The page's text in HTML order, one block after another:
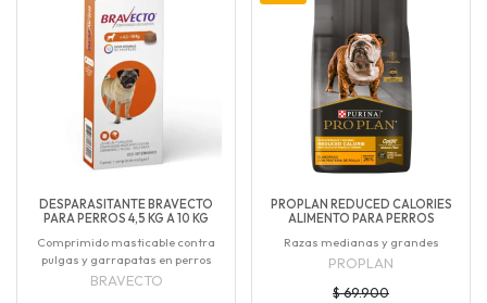
DESPARASITANTE BRAVECTO
PARA PERROS 4,5 KG A 10 KG
Comprimido masticable contra
pulgas y garrapatas en perros
BRAVECTO
PROPLAN REDUCED CALORIES
ALIMENTO PARA PERROS
Razas medianas y grandes
PROPLAN
$ 69.900